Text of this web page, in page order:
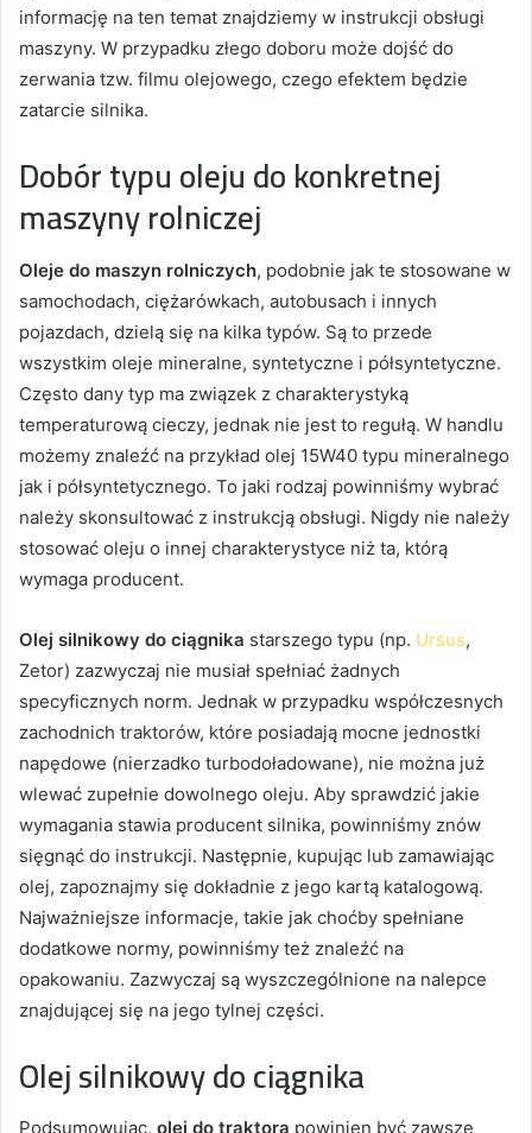
informację na ten temat znajdziemy w instrukcji obsługi
maszyny. W przypadku złego doboru może dojść do
zerwania tzw. filmu olejowego, czego efektem będzie
zatarcie silnika.
Dobór typu oleju do konkretnej
maszyny rolniczej
Oleje do maszyn rolniczych, podobnie jak te stosowane w
samochodach, ciężarówkach, autobusach i innych
pojazdach, dzielą się na kilka typów. Są to przede
wszystkim oleje mineralne, syntetyczne i półsyntetyczne.
Często dany typ ma związek z charakterystyką
temperaturową cieczy, jednak nie jest to regułą. W handlu
możemy znaleźć na przykład olej 15W40 typu mineralnego
jak i półsyntetycznego. To jaki rodzaj powinniśmy wybrać
należy skonsultować z instrukcją obsługi. Nigdy nie należy
stosować oleju o innej charakterystyce niż ta, którą
wymaga producent.
Olej silnikowy do ciągnika starszego typu (np. Ursus,
Zetor) zazwyczaj nie musiał spełniać żadnych
specyficznych norm. Jednak w przypadku współczesnych
zachodnich traktorów, które posiadają mocne jednostki
napędowe (nierzadko turbodoładowane), nie można już
wlewać zupełnie dowolnego oleju. Aby sprawdzić jakie
wymagania stawia producent silnika, powinniśmy znów
sięgnąć do instrukcji. Następnie, kupując lub zamawiając
olej, zapoznajmy się dokładnie z jego kartą katalogową.
Najważniejsze informacje, takie jak choćby spełniane
dodatkowe normy, powinniśmy też znaleźć na
opakowaniu. Zazwyczaj są wyszczególnione na nalepce
znajdującej się na jego tylnej części.
Olej silnikowy do ciągnika
Podsumowując, olej do traktora powinien być zawsze